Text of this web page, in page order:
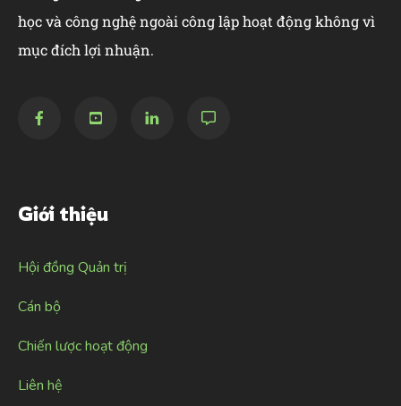
học và công nghệ ngoài công lập hoạt động không vì
mục đích lợi nhuận.
Giới thiệu
Hội đồng Quản trị
Cán bộ
Chiến lược hoạt động
Liên hệ